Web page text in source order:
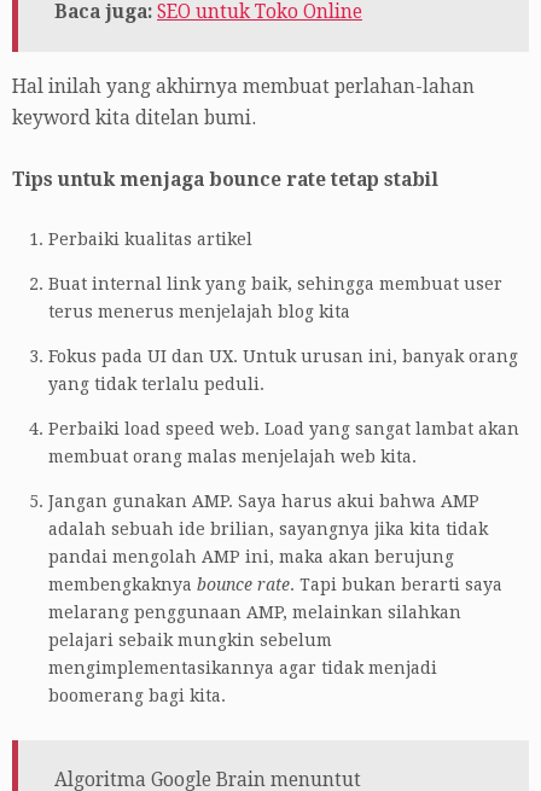
Baca juga: SEO untuk Toko Online
Hal inilah yang akhirnya membuat perlahan-lahan
keyword kita ditelan bumi.
Tips untuk menjaga bounce rate tetap stabil
Perbaiki kualitas artikel
Buat internal link yang baik, sehingga membuat user
terus menerus menjelajah blog kita
Fokus pada UI dan UX. Untuk urusan ini, banyak orang
yang tidak terlalu peduli.
Perbaiki load speed web. Load yang sangat lambat akan
membuat orang malas menjelajah web kita.
Jangan gunakan AMP. Saya harus akui bahwa AMP
adalah sebuah ide brilian, sayangnya jika kita tidak
pandai mengolah AMP ini, maka akan berujung
membengkaknya bounce rate. Tapi bukan berarti saya
melarang penggunaan AMP, melainkan silahkan
pelajari sebaik mungkin sebelum
mengimplementasikannya agar tidak menjadi
boomerang bagi kita.
Algoritma Google Brain menuntut